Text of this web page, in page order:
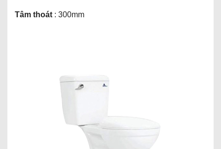
Tâm thoát : 300mm